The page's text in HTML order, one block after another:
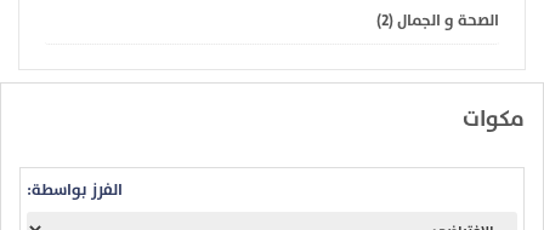
الصحة و الجمال (2)
مكوات
الفرز بواسطة: